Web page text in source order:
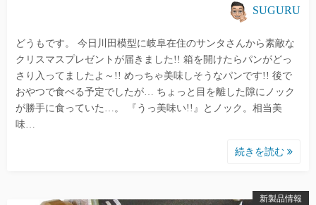
SUGURU
どうもです。 今日川田模型に岐阜在住のサンタさんから素敵な
クリスマスプレゼントが届きました!! 箱を開けたらパンがどっ
さり入ってましたよ～!! めっちゃ美味しそうなパンです!! 後で
おやつで食べる予定でしたが… ちょっと目を離した隙にノック
が勝手に食っていた…。 『うっ美味い!!』とノック。相当美
味…
続きを読む
新製品情報